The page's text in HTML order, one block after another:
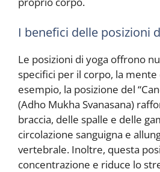
I benefici delle posizioni
Le posizioni di yoga offrono
specifici per il corpo, la mente
esempio, la posizione del
(Adho Mukha Svanasana)
braccia, delle spalle e delle
circolazione sanguigna e
vertebrale. Inoltre, questa
concentrazione e riduce lo